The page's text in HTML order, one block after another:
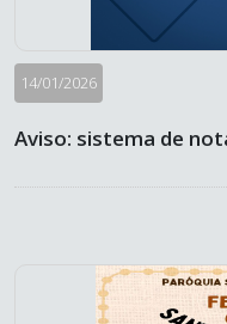
14/01/2026
Aviso: sistema de